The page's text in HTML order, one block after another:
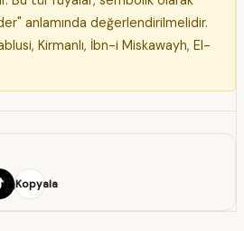
anlamında değerlendirilmelidir.
Kirmanlı, İbn-i Miskawayh, El-
Kopyala